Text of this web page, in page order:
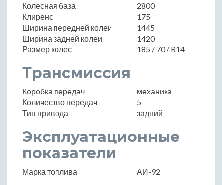
Колесная база
2800
Клиренс
175
Ширина передней колеи
1445
Ширина задней колеи
1420
Размер колес
185 / 70 / R14
Трансмиссия
Коробка передач
механика
Количество передач
5
Тип привода
задний
Эксплуатационные
показатели
Марка топлива АИ-92